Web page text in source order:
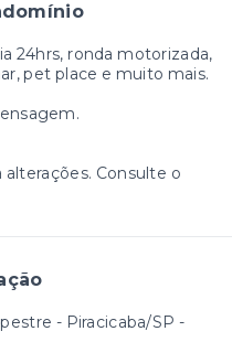
24hrs, ronda motorizada,
pet place e muito mais.
Consulte o
- Piracicaba/SP -